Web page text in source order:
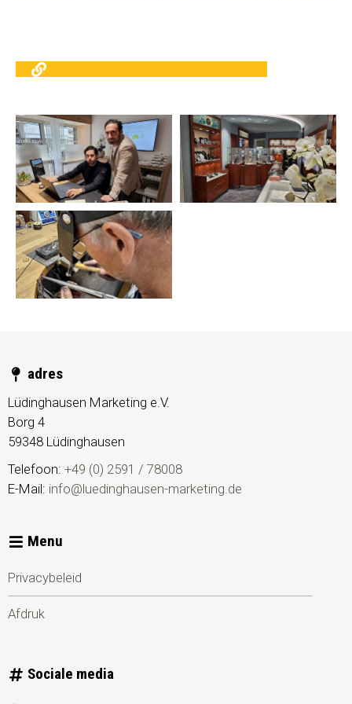
adres
Lüdinghausen Marketing e.V.
Borg 4
59348 Lüdinghausen
Telefoon: +49 (0) 2591 / 78008
E-Mail: info@luedinghausen-marketing.de
Menu
Privacybeleid
Afdruk
Sociale media